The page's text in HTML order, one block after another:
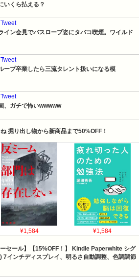
いくら払える？
イン会見でバスローブ姿にタバコ喫煙。ワイルド
ープ卒業したら三流タレント扱いになる模
、ガチで怖いwwwww
掘り出し物から新商品まで50%OFF！
¥1,584 ¥1,584
セール】【15%OFF！】 Kindle Paperwhite シグ
7インチディスプレイ、明るさ自動調整、色調調節